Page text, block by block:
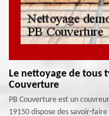
Le nettoyage de tous
Couverture
PB Couverture est un
19150 dispose des savoir-